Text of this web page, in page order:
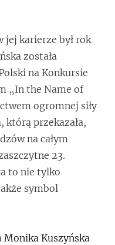
jej karierze był rok
została
na Konkursie
„In the Name of
ogromnej siły
przekazała,
na całym
23.
to nie tylko
symbol
Monika Kuszyńska